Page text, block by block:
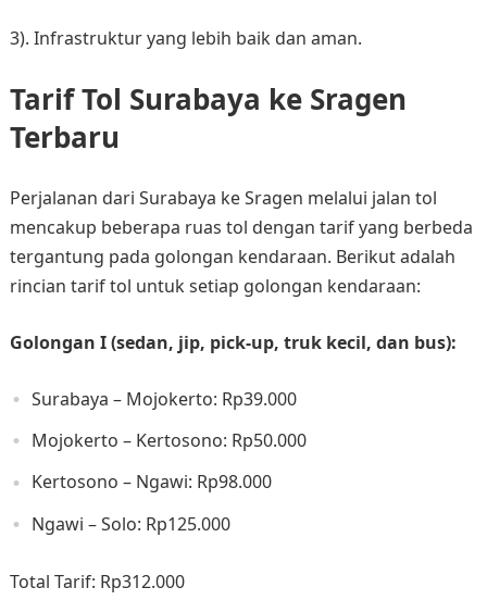
3). Infrastruktur yang lebih baik dan aman.
Tarif Tol Surabaya ke Sragen
Terbaru
Perjalanan dari Surabaya ke Sragen melalui jalan tol
mencakup beberapa ruas tol dengan tarif yang berbeda
tergantung pada golongan kendaraan. Berikut adalah
rincian tarif tol untuk setiap golongan kendaraan:​
Golongan I (sedan, jip, pick-up, truk kecil, dan bus):
Surabaya – Mojokerto: Rp39.000​
Mojokerto – Kertosono: Rp50.000​
Kertosono – Ngawi: Rp98.000​
Ngawi – Solo: Rp125.000​
Total Tarif: Rp312.000​